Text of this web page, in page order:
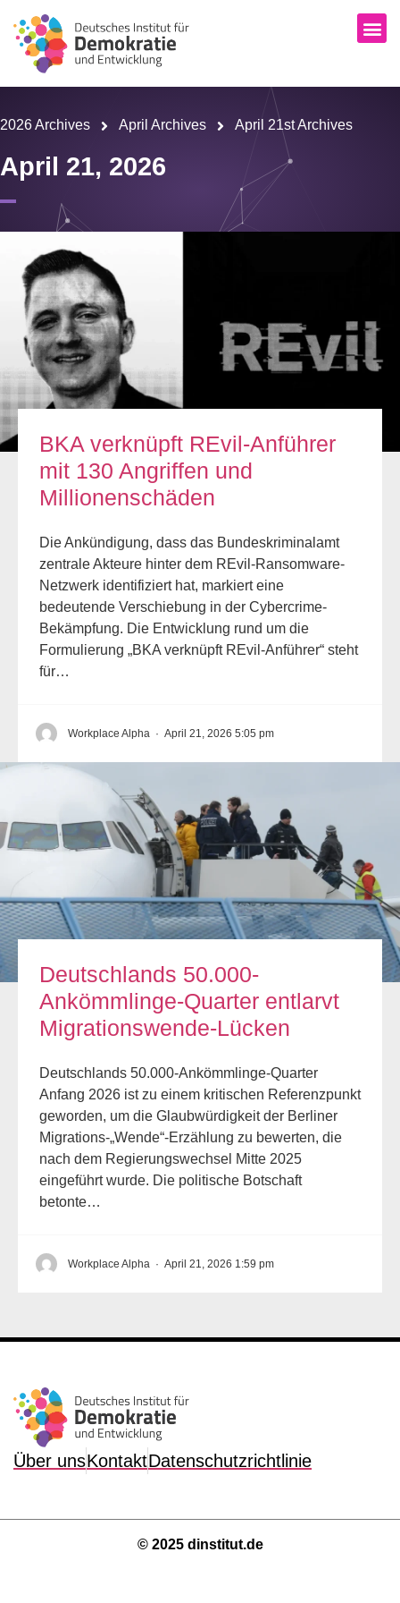
2026 Archives April Archives April 21st Archives
April 21, 2026
BKA verknüpft REvil-Anführer
mit 130 Angriffen und
Millionenschäden
Die Ankündigung, dass das Bundeskriminalamt
zentrale Akteure hinter dem REvil-Ransomware-
Netzwerk identifiziert hat, markiert eine
bedeutende Verschiebung in der Cybercrime-
Bekämpfung. Die Entwicklung rund um die
Formulierung „BKA verknüpft REvil-Anführer“ steht
für…
Workplace Alpha · April 21, 2026 5:05 pm
Deutschlands 50.000-
Ankömmlinge-Quarter entlarvt
Migrationswende-Lücken
Deutschlands 50.000-Ankömmlinge-Quarter
Anfang 2026 ist zu einem kritischen Referenzpunkt
geworden, um die Glaubwürdigkeit der Berliner
Migrations-„Wende“-Erzählung zu bewerten, die
nach dem Regierungswechsel Mitte 2025
eingeführt wurde. Die politische Botschaft
betonte…
Workplace Alpha · April 21, 2026 1:59 pm
Über unsKontaktDatenschutzrichtlinie
© 2025 dinstitut.de